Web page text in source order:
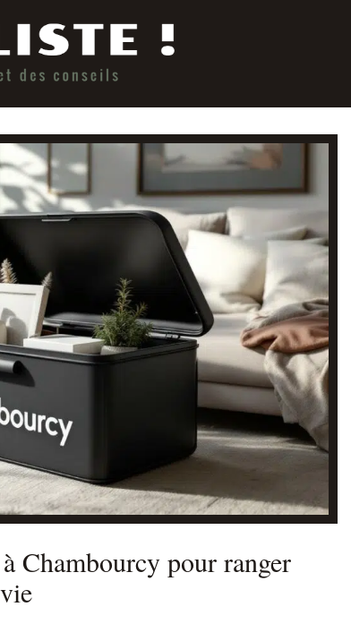
Chambourcy pour ranger